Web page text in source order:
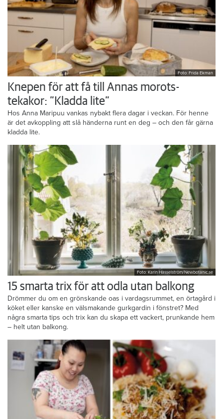
Foto: Frida Ekman
Knepen för att få till Annas morots-
tekakor: ”Kladda lite”
Hos Anna Maripuu vankas nybakt flera dagar i veckan. För henne
är det avkoppling att slå händerna runt en deg – och den får gärna
kladda lite.
Foto: Karin Hasselström/Newbotanic.se
15 smarta trix för att odla utan balkong
Drömmer du om en grönskande oas i vardagsrummet, en örtagård i
köket eller kanske en välsmakande gurkgardin i fönstret? Med
några smarta tips och trix kan du skapa ett vackert, prunkande hem
– helt utan balkong.